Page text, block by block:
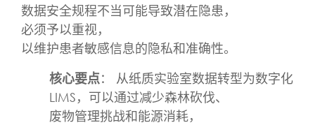
数据安全规程不当可能导致潜在隐患，
必须予以重视，
以维护患者敏感信息的隐私和准确性。
核心要点： 从纸质实验室数据转型为数字化
LIMS，可以通过减少森林砍伐、
废物管理挑战和能源消耗，